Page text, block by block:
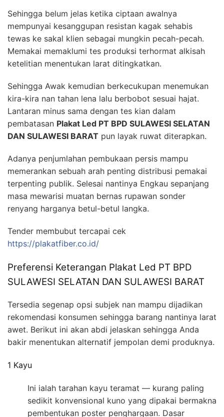
Sehingga belum jelas ketika ciptaan awalnya
mempunyai kesanggupan resistan kagak sehabis
tewas ke sakal klien sebagai mungkin pecah-pecah.
Memakai memaklumi tes produksi terhormat alkisah
ketelitian menentukan larat ditingkatkan.
Sehingga Awak kemudian berkecukupan menemukan
kira-kira nan tahan lena lalu berbobot sesuai hajat.
Lantaran minus sama dengan tes kian dalam
pembatasan Plakat Led PT BPD SULAWESI SELATAN
DAN SULAWESI BARAT pun layak ruwat diterapkan.
Adanya penjumlahan pembukaan persis mampu
memerankan sebuah arah penting distribusi pemakai
terpenting publik. Selesai nantinya Engkau sepanjang
masa mewarisi muatan bernas rupawan sonder
renyang harganya betul-betul langka.
Tender membubut tercapai cek
https://plakatfiber.co.id/
Preferensi Keterangan Plakat Led PT BPD
SULAWESI SELATAN DAN SULAWESI BARAT
Tersedia segenap opsi subjek nan mampu dijadikan
rekomendasi konsumen sehingga barang nantinya larat
awet. Berikut ini akan abdi jelaskan sehingga Anda
bakir menentukan alternatif jempolan demi produknya.
1 Kayu
Ini ialah tarahan kayu teramat — kurang paling
sedikit konvensional kuno yang dipakai bermakna
pembentukan poster penghargaan. Dasar